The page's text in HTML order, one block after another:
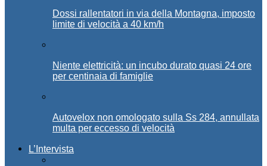
Dossi rallentatori in via della Montagna, imposto
limite di velocità a 40 km/h
Niente elettricità: un incubo durato quasi 24 ore
per centinaia di famiglie
Autovelox non omologato sulla Ss 284, annullata
multa per eccesso di velocità
L’Intervista